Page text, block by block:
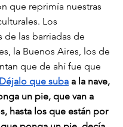
que reprimía nuestras
Los
de las barriadas de
la Buenos Aires, los de
que de ahí fue que
Déjalo que suba a la nave,
un pie, que van a
hasta los que están por